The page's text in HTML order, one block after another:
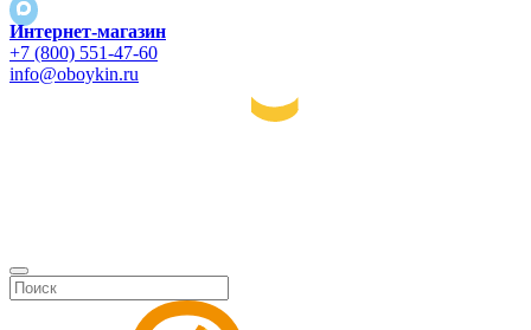
Интернет-магазин
+7 (800) 551-47-60
info@oboykin.ru